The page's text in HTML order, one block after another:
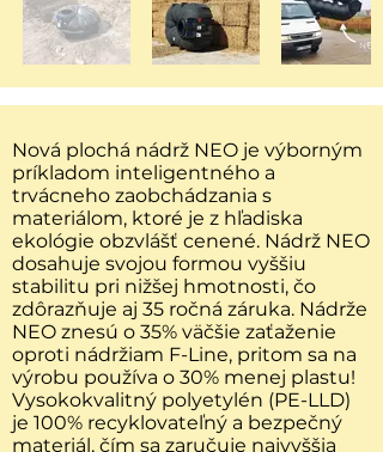
Nová plochá nádrž NEO je výborným
príkladom inteligentného a
trvácneho zaobchádzania s
materiálom, ktoré je z hľadiska
ekológie obzvlášť cenené. Nádrž NEO
dosahuje svojou formou vyššiu
stabilitu pri nižšej hmotnosti, čo
zdôrazňuje aj 35 ročná záruka. Nádrže
NEO znesú o 35% väčšie zaťaženie
oproti nádržiam F-Line, pritom sa na
výrobu používa o 30% menej plastu!
Vysokokvalitný polyetylén (PE-LLD)
je 100% recyklovateľný a bezpečný
materiál, čím sa zaručuje najvyššia